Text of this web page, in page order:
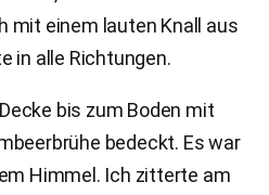
mit einem lauten Knall aus
in alle Richtungen.
bis zum Boden mit
bedeckt. Es war
Himmel. Ich zitterte am